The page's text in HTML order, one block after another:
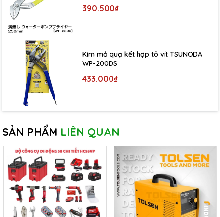
390.500₫
Kìm mỏ quạ kết hợp tô vít TSUNODA
WP-200DS
433.000₫
SẢN PHẨM LIÊN QUAN